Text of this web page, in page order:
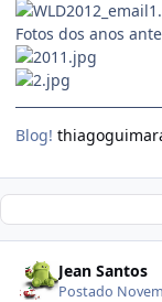
Fotos dos anos
Blog!
Jean Santos
Postado